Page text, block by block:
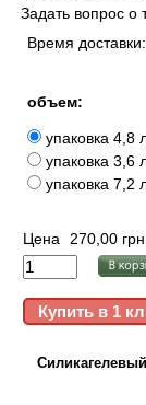
Задать вопрос о
Время доставки:
объем:
упаковка 4,8
упаковка 3,6
упаковка 7,2
Цена 270,00 грн.